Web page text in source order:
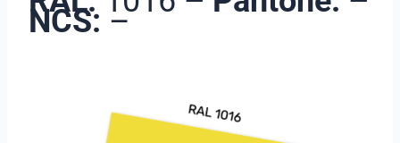
NCS: –